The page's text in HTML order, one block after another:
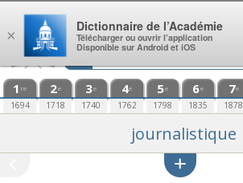
Aller au contenu
1 re
1694
2e
1718
3e
1740
4e
1762
5e
1798
6e
1835
7e
1878
journalistique
×
Dictionnaire de l’Académie
Télécharger ou ouvrir l’application
Disponible sur Android et iOS